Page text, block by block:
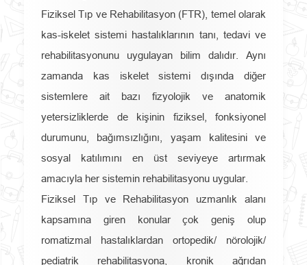
Fiziksel Tıp ve Rehabilitasyon (FTR), temel olarak
kas-iskelet sistemi hastalıklarının tanı, tedavi ve
rehabilitasyonunu uygulayan bilim dalıdır. Aynı
zamanda kas iskelet sistemi dışında diğer
sistemlere ait bazı fizyolojik ve anatomik
yetersizliklerde de kişinin fiziksel, fonksiyonel
durumunu, bağımsızlığını, yaşam kalitesini ve
sosyal katılımını en üst seviyeye artırmak
amacıyla her sistemin rehabilitasyonu uygular.
Fiziksel Tıp ve Rehabilitasyon uzmanlık alanı
kapsamına giren konular çok geniş olup
romatizmal hastalıklardan ortopedik/ nörolojik/
pediatrik rehabilitasyona, kronik ağrıdan